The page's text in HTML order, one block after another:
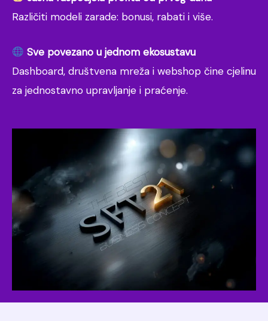
Različiti modeli zarade: bonusi, rabati i više.
Sve povezano u jednom ekosustavu
Dashboard, društvena mreža i webshop čine cjelinu
za jednostavno upravljanje i praćenje.